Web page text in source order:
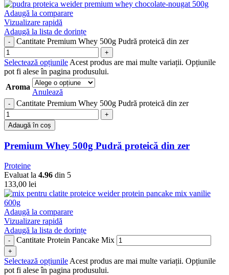
Adaugă la comparare
Vizualizare rapidă
Adaugă la lista de dorințe
Cantitate Premium Whey 500g Pudră proteică din zer
Selectează opțiunile Acest produs are mai multe variații. Opțiunile
pot fi alese în pagina produsului.
Aroma
Anulează
Cantitate Premium Whey 500g Pudră proteică din zer
Adaugă în coș
Premium Whey 500g Pudră proteică din zer
Proteine
Evaluat la 4.96 din 5
133,00 lei
Adaugă la comparare
Vizualizare rapidă
Adaugă la lista de dorințe
Cantitate Protein Pancake Mix
Selectează opțiunile Acest produs are mai multe variații. Opțiunile
pot fi alese în pagina produsului.